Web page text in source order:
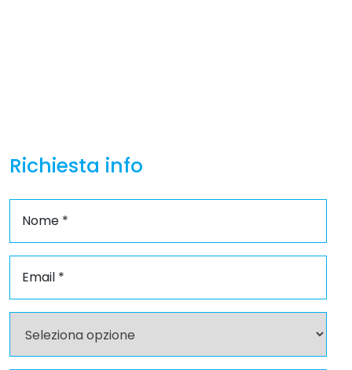
Richiesta info